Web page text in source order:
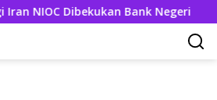
Dibekukan Bank Negeri